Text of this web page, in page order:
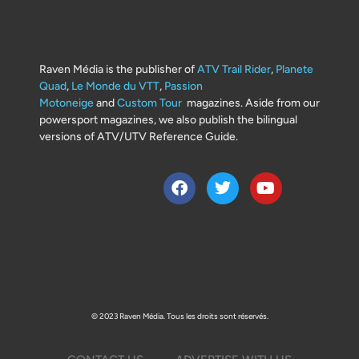
Raven Média is the publisher ofATV Trail Rider, Planete
Quad, Le Monde du VTT, Passion
MotoneigeandCustom Tour magazines. Aside from our
powersport magazines, we also publish the bilingual
versions of ATV/UTV Reference Guide.
© 2023 Raven Média. Tous les droits sont réservés.